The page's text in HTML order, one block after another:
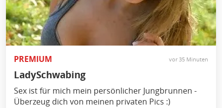
PREMIUM vor 35 Minuten
LadySchwabing
Sex ist für mich mein persönlicher Jungbrunnen -
Überzeug dich von meinen privaten Pics :)